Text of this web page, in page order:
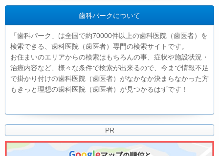
歯科パークについて
「歯科パーク」は全国で約70000件以上の歯科医院（歯医者）を
検索できる、歯科医院（歯医者）専門の検索サイトです。
お住まいのエリアからの検索はもちろんの事、症状や施設状況・
治療内容など、様々な条件で検索が出来るので、今まで情報不足
で掛かり付けの歯科医院（歯医者）がなかなか決まらなかった方
もきっと理想の歯科医院（歯医者）が見つかるはずです！
PR